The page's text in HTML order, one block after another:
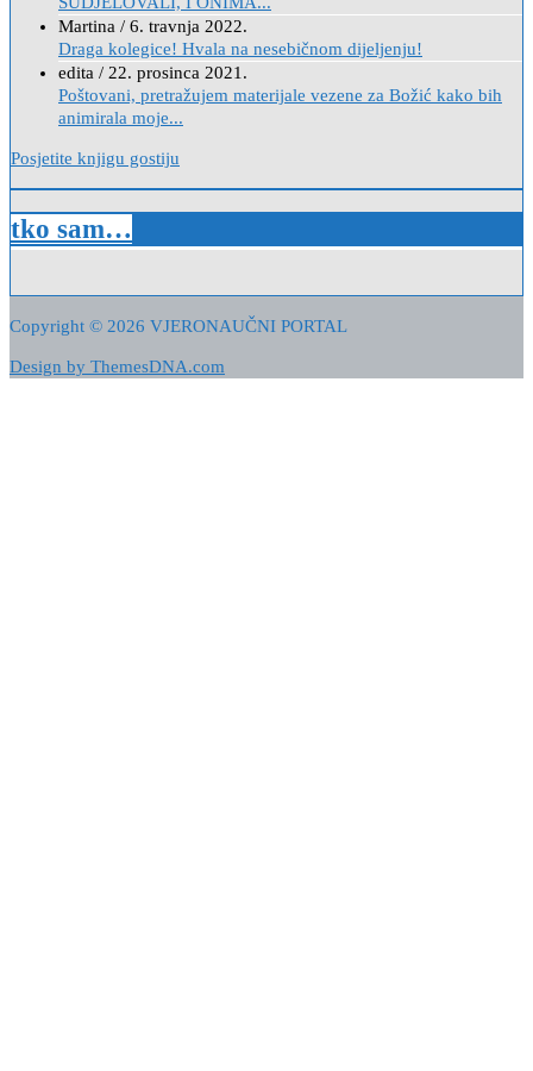
Martina / 6. travnja 2022.
Draga kolegice! Hvala na nesebičnom dijeljenju!
edita / 22. prosinca 2021.
Poštovani, pretražujem materijale vezene za Božić kako bih
animirala moje...
Posjetite knjigu gostiju
tko sam…
Copyright © 2026 VJERONAUČNI PORTAL
Design by ThemesDNA.com